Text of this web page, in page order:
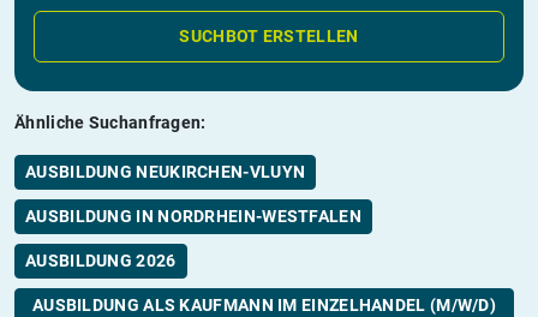
SUCHBOT ERSTELLEN
Ähnliche Suchanfragen:
AUSBILDUNG NEUKIRCHEN-VLUYN
AUSBILDUNG IN NORDRHEIN-WESTFALEN
AUSBILDUNG 2026
AUSBILDUNG ALS KAUFMANN IM EINZELHANDEL (M/W/D)